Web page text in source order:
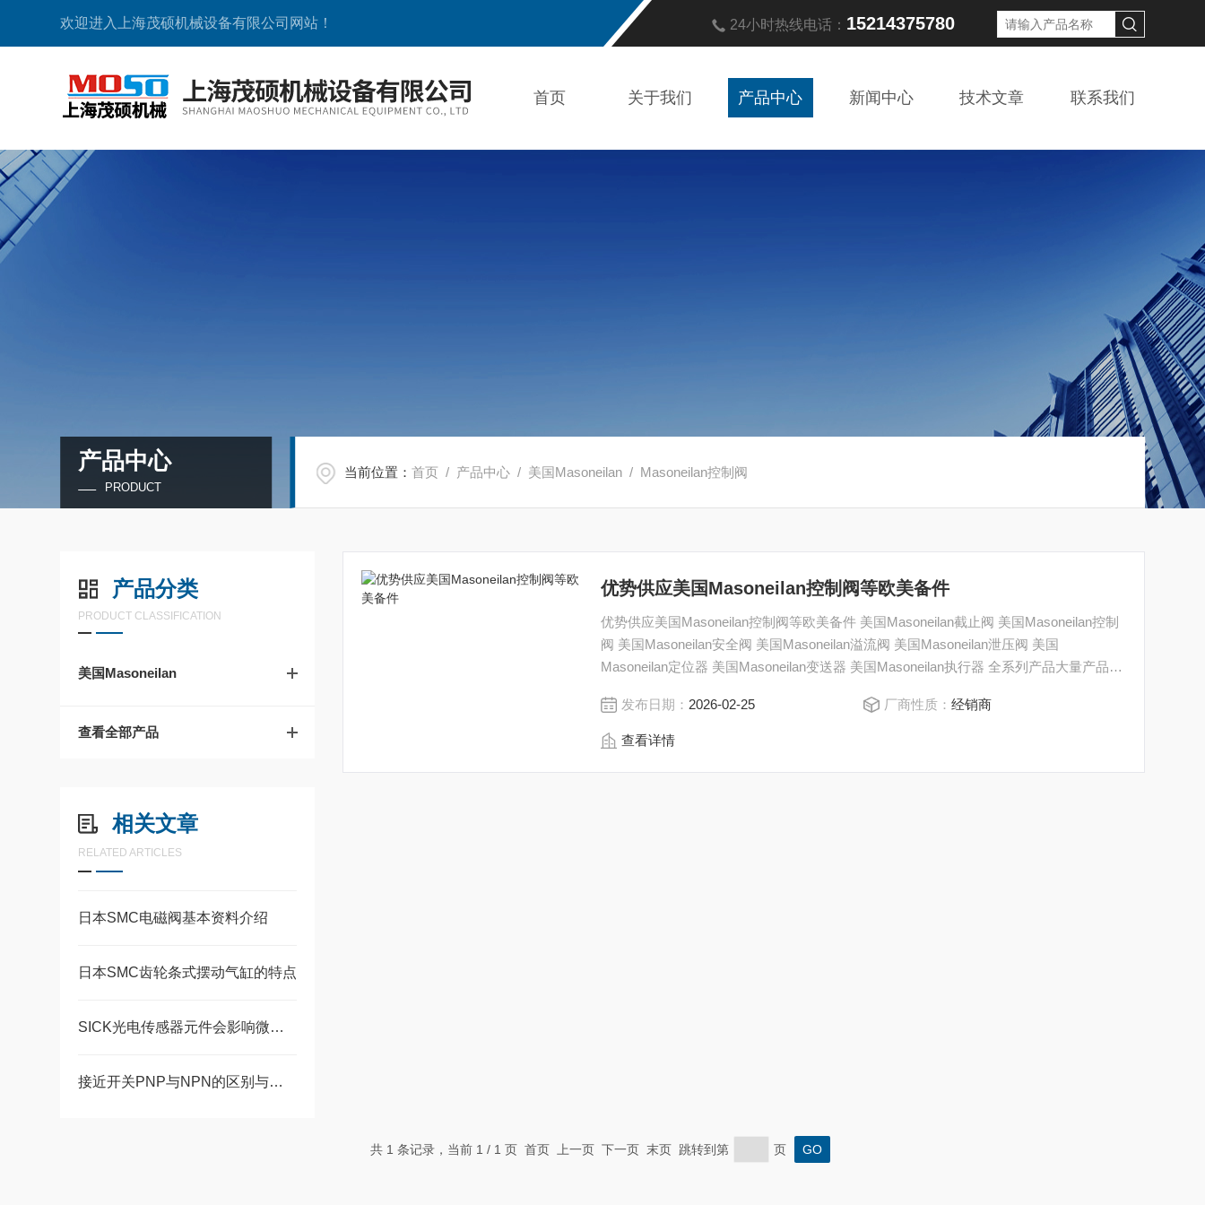
欢迎进入上海茂硕机械设备有限公司网站！ 24小时热线电话： 15214375780
首页 关于我们 产品中心 新闻中心 技术文章 联系我们
产品中心
PRODUCT
当前位置：首页 / 产品中心 / 美国Masoneilan / Masoneilan控制阀
产品分类
PRODUCT CLASSIFICATION
美国Masoneilan
查看全部产品
相关文章
RELATED ARTICLES
日本SMC电磁阀基本资料介绍
日本SMC齿轮条式摆动气缸的特点
SICK光电传感器元件会影响微差变送器输出接受
接近开关PNP与NPN的区别与工作原理介绍
优势供应美国Masoneilan控制阀等欧美备件
优势供应美国Masoneilan控制阀等欧美备件 美国Masoneilan截止阀 美国Masoneilan控制
阀 美国Masoneilan安全阀 美国Masoneilan溢流阀 美国Masoneilan泄压阀 美国
Masoneilan定位器 美国Masoneilan变送器 美国Masoneilan执行器 全系列产品大量产品请
发布日期： 2026-02-25 厂商性质： 经销商
查看详情
共 1 条记录，当前 1 / 1 页 首页 上一页 下一页 末页 跳转到第 页